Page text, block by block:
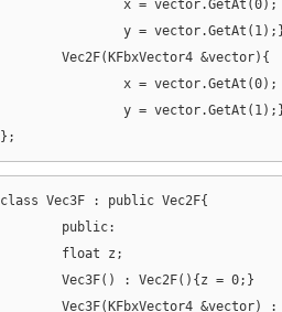
};
class Vec3F : public Vec2F{